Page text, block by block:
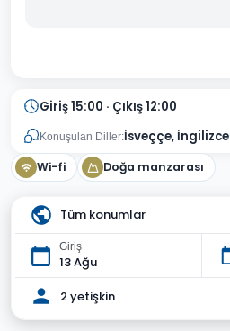
Giriş 15:00 · Çıkış 12:00
Konuşulan Diller:İsveççe, İngilizce
Wi-fi Doğa manzarası
Tüm konumlar
Giriş
13 Ağu
2 yetişkin